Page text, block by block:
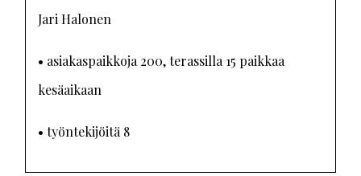
Jari Halonen
• asiakaspaikkoja 200, terassilla 15 paikkaa
kesäaikaan
• työntekijöitä 8